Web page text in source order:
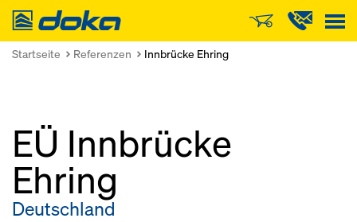
Doka
Startseite Referenzen Innbrücke Ehring
EÜ Innbrücke
Ehring
Deutschland